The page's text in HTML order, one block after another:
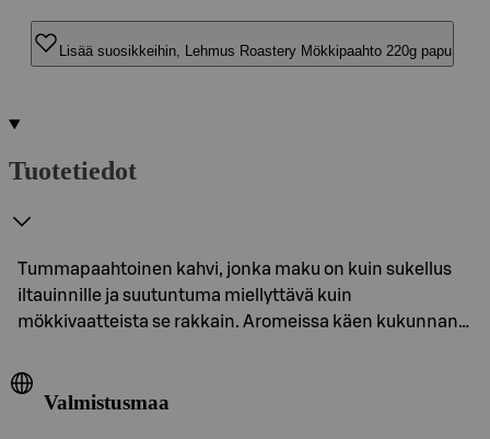
Lisää suosikkeihin, Lehmus Roastery Mökkipaahto 220g papu
Tuotetiedot
Tummapaahtoinen kahvi, jonka maku on kuin sukellus
iltauinnille ja suutuntuma miellyttävä kuin
mökkivaatteista se rakkain. Aromeissa käen kukunnan…
Valmistusmaa